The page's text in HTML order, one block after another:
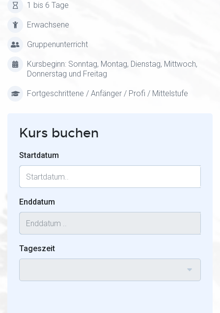
1 bis 6 Tage
Erwachsene
Gruppenunterricht
Kursbeginn: Sonntag, Montag, Dienstag, Mittwoch,
Donnerstag und Freitag
Fortgeschrittene / Anfänger / Profi / Mittelstufe
Kurs buchen
Startdatum
Enddatum
Tageszeit